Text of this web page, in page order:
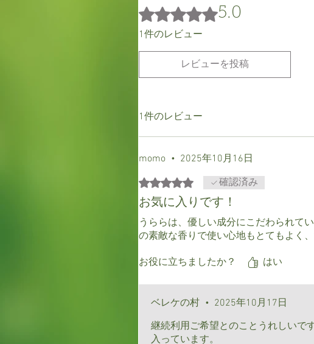
5つ星のうち5と評価されています。
5.0
1件のレビュー
レビューを投稿
1件のレビュー
momo • 2025年10月16日
5つ星のうち5と評価されています。
確認済み
お気に入りです！
うららは、優しい成分にこだわられて
の素敵な香りで使い心地もとてもよく
お役に立ちましたか？ はい
ベレケの村 • 2025年10月17日
継続利用ご希望とのことうれしいで
入っています。